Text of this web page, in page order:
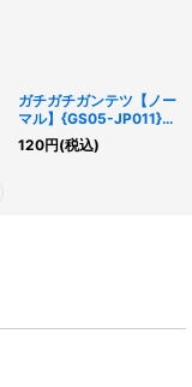
ガチガチガンテツ【ノー
マル】{GS05-JP011}
《エクシーズ》
120円(税込)